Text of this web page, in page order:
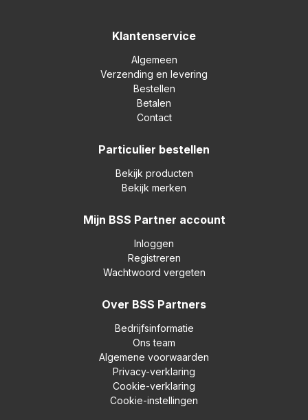
Klantenservice
Algemeen
Verzending en levering
Bestellen
Betalen
Contact
Particulier bestellen
Bekijk producten
Bekijk merken
Mijn BSS Partner account
Inloggen
Registreren
Wachtwoord vergeten
Over BSS Partners
Bedrijfsinformatie
Ons team
Algemene voorwaarden
Privacy-verklaring
Cookie-verklaring
Cookie-instellingen